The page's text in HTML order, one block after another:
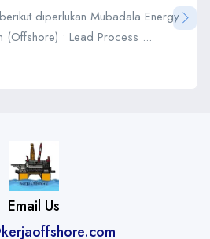
diperlukan Mubadala Energy
(Offshore) • Lead Process ...
Email Us